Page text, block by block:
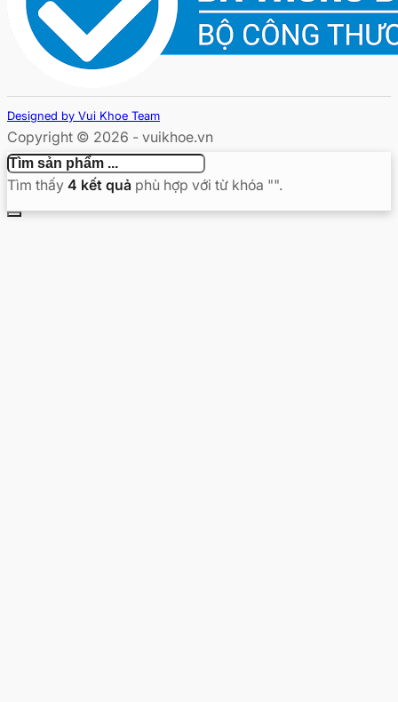
Designed by Vui Khoe Team
Copyright © 2026 - vuikhoe.vn
Tìm thấy 4 kết quả phù hợp với từ khóa "".